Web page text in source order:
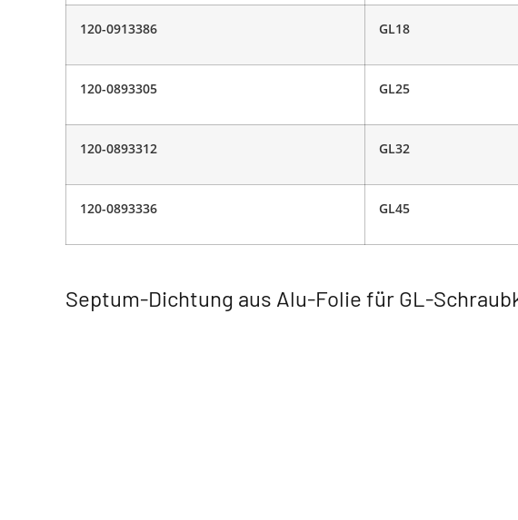
120-0913386 GL18
120-0893305 GL25
120-0893312 GL32
120-0893336 GL45
Septum-Dichtung aus Alu-Folie für GL-